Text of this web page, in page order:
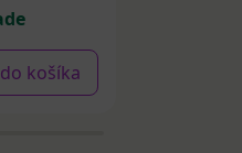
košíka